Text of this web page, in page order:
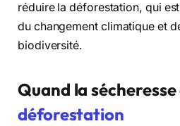
réduire la déforestation, qui
du changement climatique et
biodiversité.
Quand la
déforestation